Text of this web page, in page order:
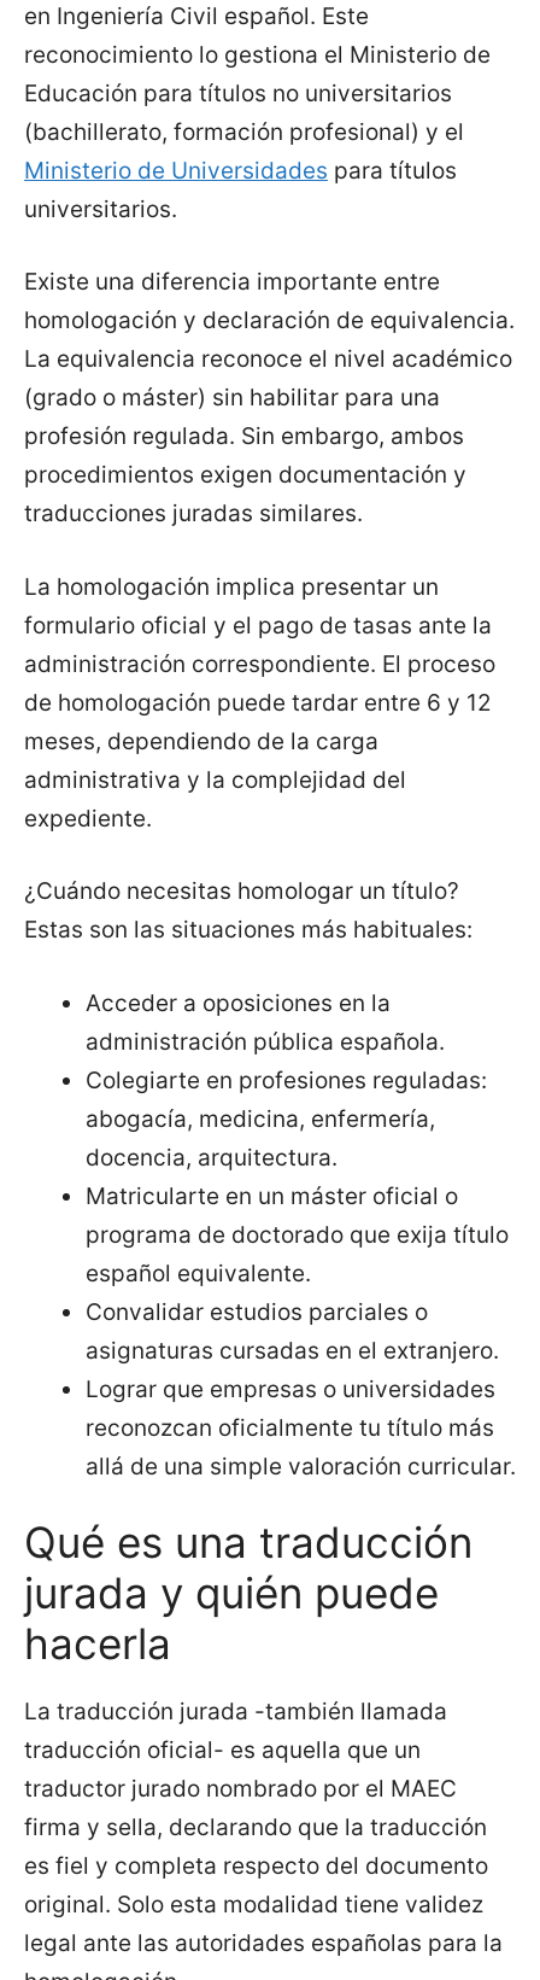
en Ingeniería Civil español. Este
reconocimiento lo gestiona el Ministerio de
Educación para títulos no universitarios
(bachillerato, formación profesional) y el
Ministerio de Universidades para títulos
universitarios.
Existe una diferencia importante entre
homologación y declaración de equivalencia.
La equivalencia reconoce el nivel académico
(grado o máster) sin habilitar para una
profesión regulada. Sin embargo, ambos
procedimientos exigen documentación y
traducciones juradas similares.
La homologación implica presentar un
formulario oficial y el pago de tasas ante la
administración correspondiente. El proceso
de homologación puede tardar entre 6 y 12
meses, dependiendo de la carga
administrativa y la complejidad del
expediente.
¿Cuándo necesitas homologar un título?
Estas son las situaciones más habituales:
Acceder a oposiciones en la
administración pública española.
Colegiarte en profesiones reguladas:
abogacía, medicina, enfermería,
docencia, arquitectura.
Matricularte en un máster oficial o
programa de doctorado que exija título
español equivalente.
Convalidar estudios parciales o
asignaturas cursadas en el extranjero.
Lograr que empresas o universidades
reconozcan oficialmente tu título más
allá de una simple valoración curricular.
Qué es una traducción
jurada y quién puede
hacerla
La traducción jurada -también llamada
traducción oficial- es aquella que un
traductor jurado nombrado por el MAEC
firma y sella, declarando que la traducción
es fiel y completa respecto del documento
original. Solo esta modalidad tiene validez
legal ante las autoridades españolas para la